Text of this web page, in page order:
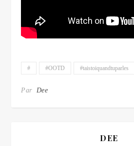
# #OOTD #taistoiquandtuparles
Par Dee
DEE